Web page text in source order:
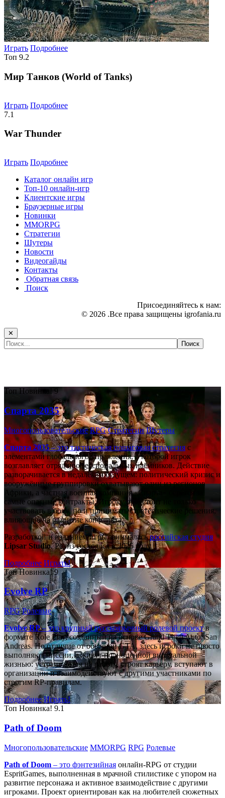
Играть Подробнее
Топ 9.2
Мир Танков (World of Tanks)
Играть Подробнее
7.1
War Thunder
Играть Подробнее
Каталог онлайн игр
Топ-10 онлайн-игр
Клиентские игры
Браузерные игры
Новинки
MMORPG
Стратегии
Шутеры
Новости
Видеогайды
Контакты
Обратная связь
Поиск
Присоединяйтесь к нам:
© 2026 .Все права защищены igrofania.ru
✕
Топ Новинка! 9
Спарта 2035
Многопользовательские RPG Стратегии Шутеры
Спарта 2035– это тактическаяпошаговая стратегияс
элементами глобального управления, в которой игрок
возглавляет отряд профессиональных наёмников. Действие
разворачивается в недалёком будущем: политический кризис и
вооружённые группировки охватывают один из регионов
Африки, а частная военная компания «Спарта» берётся за
самые опасные контракты. Игроку предстоит не только
участвовать в боях, но и принимать стратегические решения,
влияющие на развитие конфликта.
Разработкой и изданием игры занималасьроссийская студия
Lipsar Studio. Релиз состоялся в 2025 году.
Подробнее Играть!
Топ Новинка! 9
Evolve RP
RPG Ролевые
Evolve RP– это крупный русскоязычныйролевой проектв
формате Role Play, созданный на основе Grand Theft Auto: San
Andreas. Но отличие от обычной GTA, здесь игроки не просто
выполняют миссии, а живут полноценной виртуальной
жизнью: устраиваются на работу, строят карьеру, вступают в
организации и взаимодействуют с другими участниками по
строгим RP-правилам.
Подробнее Играть!
Топ Новинка! 9.1
Path of Doom
Многопользовательские MMORPG RPG Ролевые
Path of Doom – это фэнтезийная онлайн-RPG от студии
EspritGames, выполненная в мрачной стилистике с упором на
развитие персонажа и активное взаимодействие с другими
игроками. Проект ориентирован как на любителей сюжетных